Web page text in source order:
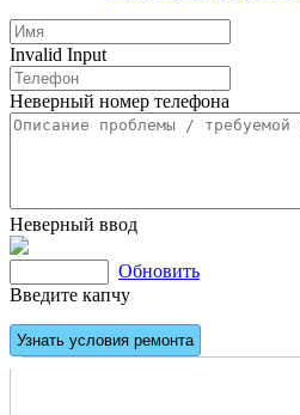
Invalid Input
Неверный номер телефона
Неверный ввод
Обновить
Введите капчу